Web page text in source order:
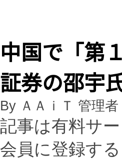
中国で「第
証券の邵宇
By ＡＡｉＴ 管理者
記事は有料サ
会員に登録す